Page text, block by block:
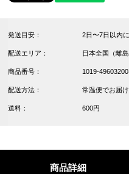
発送目安： 2日〜7日以内
配送エリア： 日本全国（離島
商品番号： 1019-
配送方法： 常温便でお届
送料： 600円
商品詳細